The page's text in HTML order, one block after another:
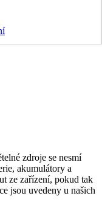
zdroje se nesmí
akumulátory a
ze zařízení, pokud tak
jsou uvedeny u našich